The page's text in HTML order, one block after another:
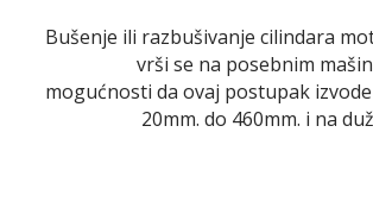
Bušenje ili razbušivanje cilindara
vrši se na posebnim
mogućnosti da ovaj postupak
20mm. do 460mm. i na